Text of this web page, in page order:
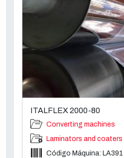
ITALFLEX 2000-80
Converting machines
Laminators and coaters
Código Máquina: LA391